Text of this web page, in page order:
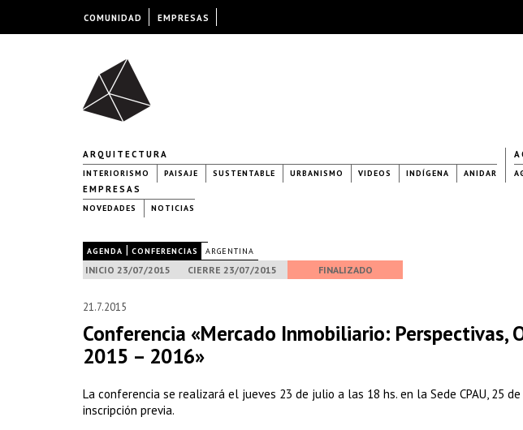
ARQUITECTURA
INTERIORISMO PAISAJE SUSTENTABLE URBANISMO VIDEOS INDÍGENA ANIDAR
EMPRESAS
NOVEDADES NOTICIAS
AGENDA | CONFERENCIAS ARGENTINA
INICIO 23/07/2015 CIERRE 23/07/2015 FINALIZADO
21.7.2015
Conferencia «Mercado Inmobiliario: Perspectivas,
2015 – 2016»
La conferencia se realizará el jueves 23 de julio a las 18 hs. en la Sede CPAU, 25
inscripción previa.
COMUNIDAD EMPRESAS